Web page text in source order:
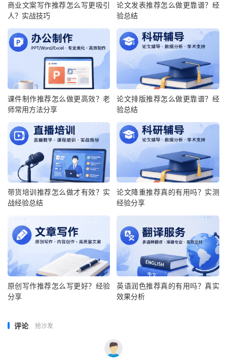
商业文案写作推荐怎么写更吸引
人？实战技巧
论文发表推荐怎么做更靠谱？经
验总结
课件制作推荐怎么做更高效？老
师常用方法分享
论文排版推荐怎么做更靠谱？经
验总结
带货培训推荐怎么做才有效？实
战经验总结
论文降重推荐真的有用吗？实测
经验分享
原创写作推荐怎么写更好？经验
分享
英语润色推荐真的有用吗？真实
效果分析
评论 抢沙发